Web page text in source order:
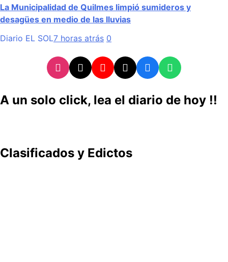
La Municipalidad de Quilmes limpió sumideros y
desagües en medio de las lluvias
Diario EL SOL7 horas atrás 0
A un solo click, lea el diario de hoy !!
Clasificados y Edictos